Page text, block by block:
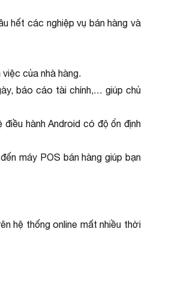
hết các nghiệp vụ bán hàng và
của nhà hàng.
báo cáo tài chính,… giúp chủ
hành Android có độ ổn định
máy POS bán hàng giúp bạn
hệ thống online mất nhiều thời